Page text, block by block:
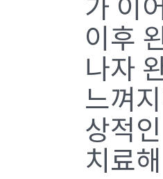
가 이
이후
나자
느껴
상적
치료